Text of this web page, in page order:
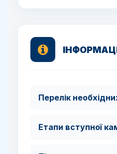
Перелік
Етапи вступної